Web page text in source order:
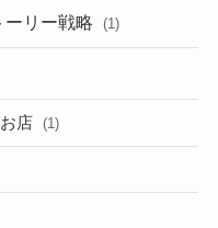
リー戦略 (1)
店 (1)